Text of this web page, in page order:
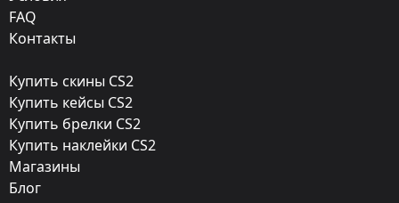
Класс
FAQ
Контакты
Купить скины CS2
Купить кейсы CS2
Купить брелки CS2
Купить наклейки CS2
Магазины
Блог